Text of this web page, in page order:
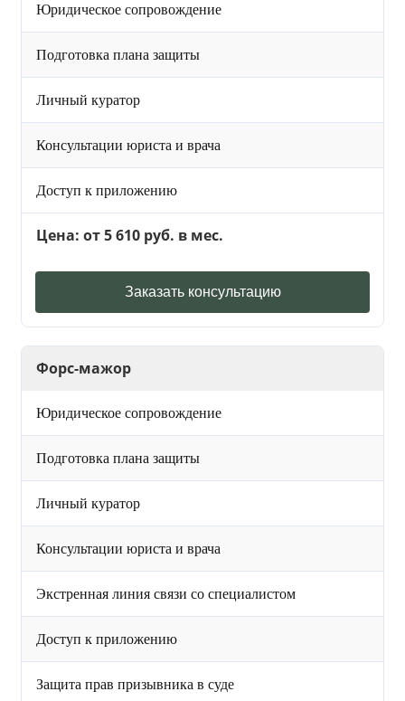
Юридическое сопровождение
Подготовка плана защиты
Личный куратор
Консультации юриста и врача
Доступ к приложению
Цена: от 5 610 руб. в мес.
Заказать консультацию
Форс-мажор
Юридическое сопровождение
Подготовка плана защиты
Личный куратор
Консультации юриста и врача
Экстренная линия связи со специалистом
Доступ к приложению
Защита прав призывника в суде